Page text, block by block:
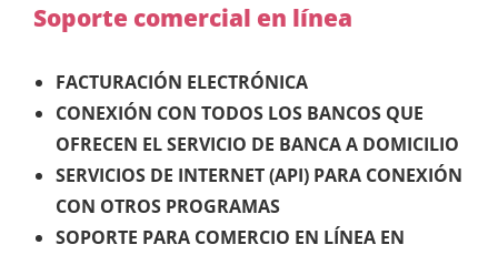
Soporte comercial en línea
FACTURACIÓN ELECTRÓNICA
CONEXIÓN CON TODOS LOS BANCOS QUE
OFRECEN EL SERVICIO DE BANCA A DOMICILIO
SERVICIOS DE INTERNET (API) PARA CONEXIÓN
CON OTROS PROGRAMAS
SOPORTE PARA COMERCIO EN LÍNEA EN